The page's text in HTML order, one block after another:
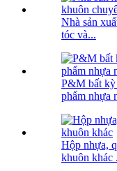
Nhà sản
tóc và...
P&M bất kỳ
phẩm nhựa
Hộp nhựa,
khuôn khác